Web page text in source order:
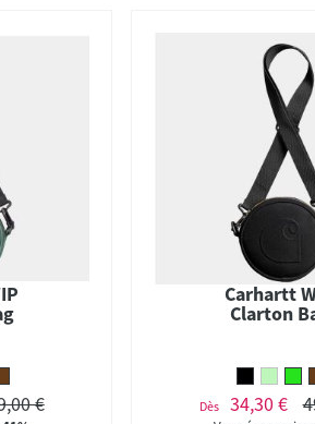
€
Carhartt
Clarton
Dès 34,30 €